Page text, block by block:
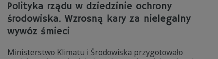
Polityka rządu w dziedzinie ochrony
środowiska. Wzrosną kary za nielegalny
wywóz śmieci
Ministerstwo Klimatu i Środowiska przygotowało